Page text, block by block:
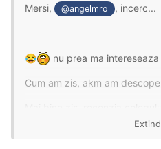
Mersi, @angelmro , incerc...
😂 nu prea ma
Cum am zis, akm am
nebuna sa ajung si eu, si o